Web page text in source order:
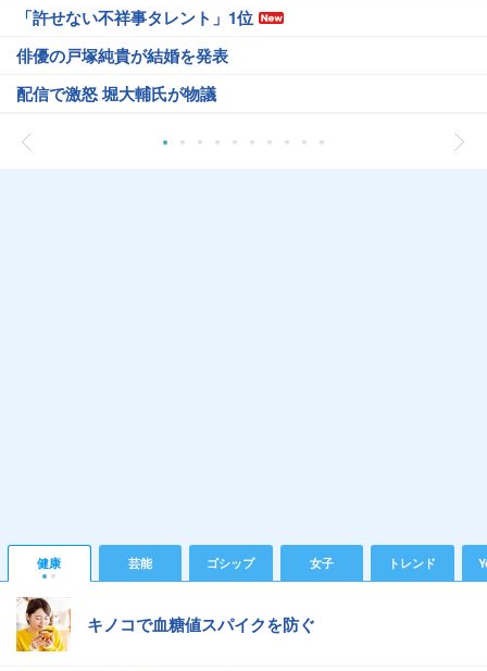
「許せない不祥事タレント」1位
俳優の戸塚純貴が結婚を発表
配信で激怒 堀大輔氏が物議
健康 芸能 ゴシップ 女子 トレンド
キノコで血糖値スパイクを防ぐ